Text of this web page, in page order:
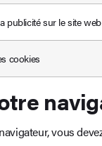
publicité sur le site
cookies
vous